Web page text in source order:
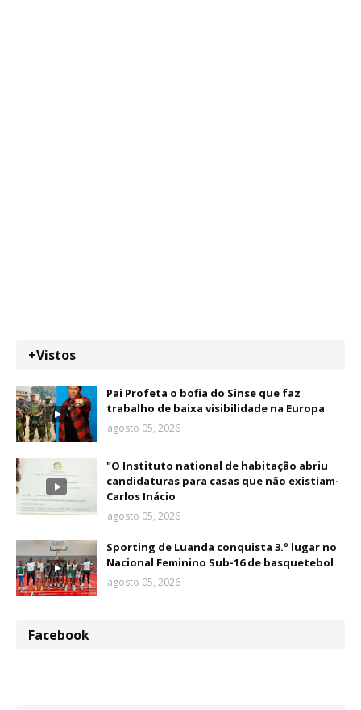
+Vistos
Pai Profeta o bofia do Sinse que faz
trabalho de baixa visibilidade na Europa
agosto 05, 2026
"O Instituto national de habitação abriu
candidaturas para casas que não existiam-
Carlos Inácio
agosto 05, 2026
Sporting de Luanda conquista 3.º lugar no
Nacional Feminino Sub-16 de basquetebol
agosto 05, 2026
Facebook